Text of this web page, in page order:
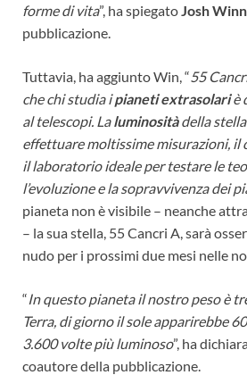
forme di vita”, ha spiegato Josh Winn
pubblicazione.
Tuttavia, ha aggiunto Win, “ 55
che chi studia ipianeti extrasolariè
al telescopi. Laluminositàdella
effettuare moltissime misurazioni, il
il laboratorio ideale per testare le
l’evoluzione e la sopravvivenza dei
pianeta non è visibile – neanche
– la sua stella, 55 Cancri A, sarà
nudo per i prossimi due mesi nelle
“In questo pianeta il nostro peso è
Terra, di giorno il sole apparirebbe
3.600 volte più luminoso”, ha
coautore della pubblicazione.